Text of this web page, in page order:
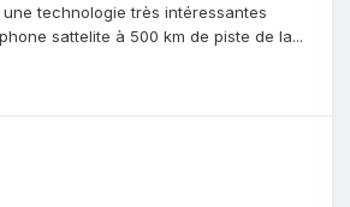
technologie très intéressantes
sattelite à 500 km de piste de la...